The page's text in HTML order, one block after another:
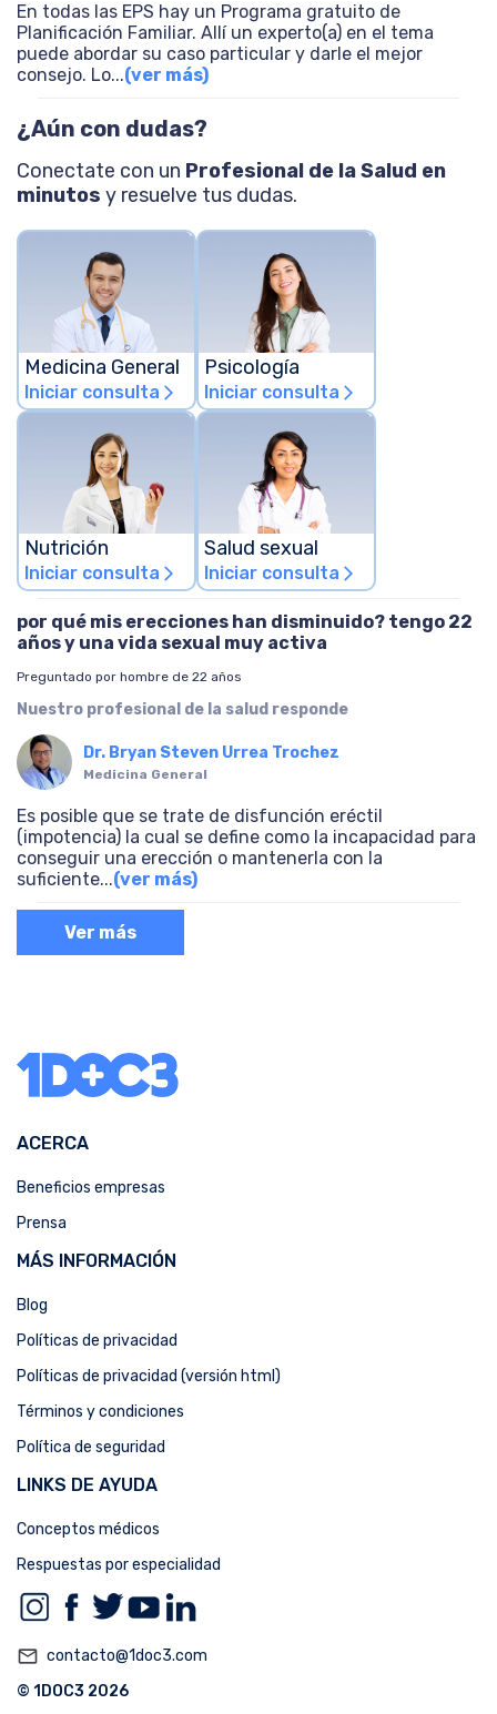
En todas las EPS hay un Programa gratuito de
Planificación Familiar. Allí un experto(a) en el tema
puede abordar su caso particular y darle el mejor
consejo. Lo...(ver más)
¿Aún con dudas?
Conectate con un Profesional de la Salud en
minutos y resuelve tus dudas.
Medicina General
Iniciar consulta arrow_forward_ios
Psicología
Iniciar consulta arrow_forward_ios
Nutrición
Iniciar consulta arrow_forward_ios
Salud sexual
Iniciar consulta arrow_forward_ios
por qué mis erecciones han disminuido? tengo 22
años y una vida sexual muy activa
Preguntado por hombre de 22 años
Nuestro profesional de la salud responde
Dr. Bryan Steven Urrea Trochez
Medicina General
Es posible que se trate de disfunción eréctil
(impotencia) la cual se define como la incapacidad para
conseguir una erección o mantenerla con la
suficiente...(ver más)
Ver más
ACERCA
Beneficios empresas
Prensa
MÁS INFORMACIÓN
Blog
Políticas de privacidad
Políticas de privacidad (versión html)
Términos y condiciones
Política de seguridad
LINKS DE AYUDA
Conceptos médicos
Respuestas por especialidad
mail_outline contacto@1doc3.com
© 1DOC3 2026